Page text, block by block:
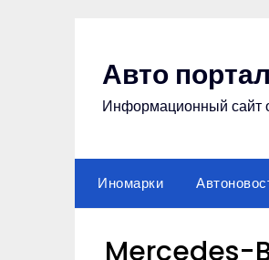
Авто портал
Информационный сайт
Иномарки
Mercedes-